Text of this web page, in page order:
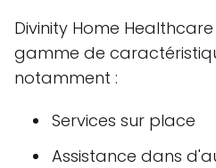
Divinity Home
gamme de
notamment :
Services sur place
Assistance dans